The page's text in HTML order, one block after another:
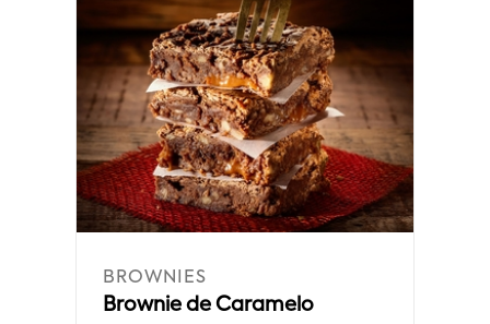
BROWNIES
Brownie de Caramelo